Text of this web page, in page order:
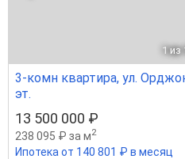
1 из
3-комн квартира, ул.
эт.
13 500 000 ₽
238 095 ₽ за м2
Ипотека от 140 801 ₽ в месяц